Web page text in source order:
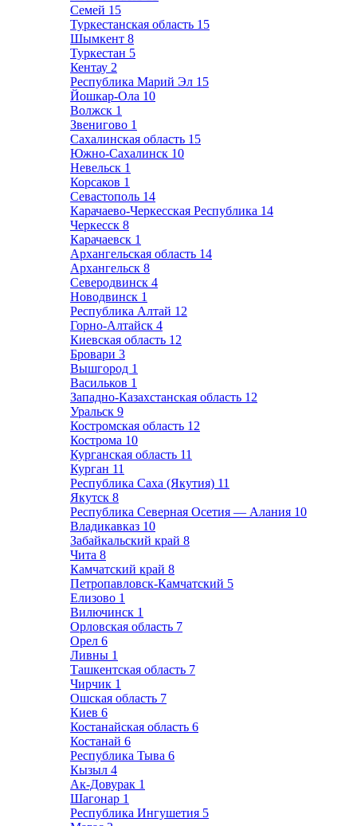
Семей 15
Туркестанская область 15
Шымкент 8
Туркестан 5
Кентау 2
Республика Марий Эл 15
Йошкар-Ола 10
Волжск 1
Звенигово 1
Сахалинская область 15
Южно-Сахалинск 10
Невельск 1
Корсаков 1
Севастополь 14
Карачаево-Черкесская Республика 14
Черкесск 8
Карачаевск 1
Архангельская область 14
Архангельск 8
Северодвинск 4
Новодвинск 1
Республика Алтай 12
Горно-Алтайск 4
Киевская область 12
Бровари 3
Вышгород 1
Васильков 1
Западно-Казахстанская область 12
Уральск 9
Костромская область 12
Кострома 10
Курганская область 11
Курган 11
Республика Саха (Якутия) 11
Якутск 8
Республика Северная Осетия — Алания 10
Владикавказ 10
Забайкальский край 8
Чита 8
Камчатский край 8
Петропавловск-Камчатский 5
Елизово 1
Вилючинск 1
Орловская область 7
Орел 6
Ливны 1
Ташкентская область 7
Чирчик 1
Ошская область 7
Киев 6
Костанайская область 6
Костанай 6
Республика Тыва 6
Кызыл 4
Ак-Довурак 1
Шагонар 1
Республика Ингушетия 5